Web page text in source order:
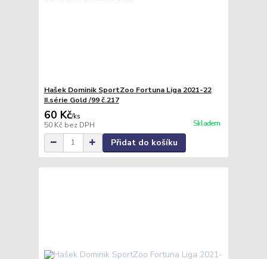
Hašek Dominik SportZoo Fortuna Liga 2021-22
II.série Gold /99 č.217
60 Kč/ks
50 Kč bez DPH Skladem
Přidat do košíku